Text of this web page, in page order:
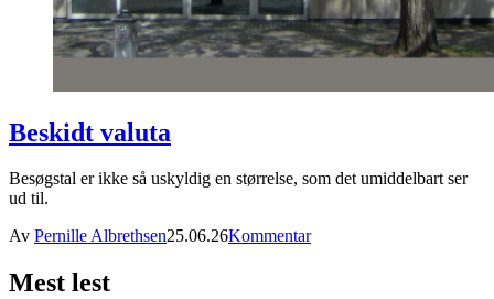
Beskidt valuta
Besøgstal er ikke så uskyldig en størrelse, som det umiddelbart ser
ud til.
Av Pernille Albrethsen25.06.26Kommentar
Mest lest